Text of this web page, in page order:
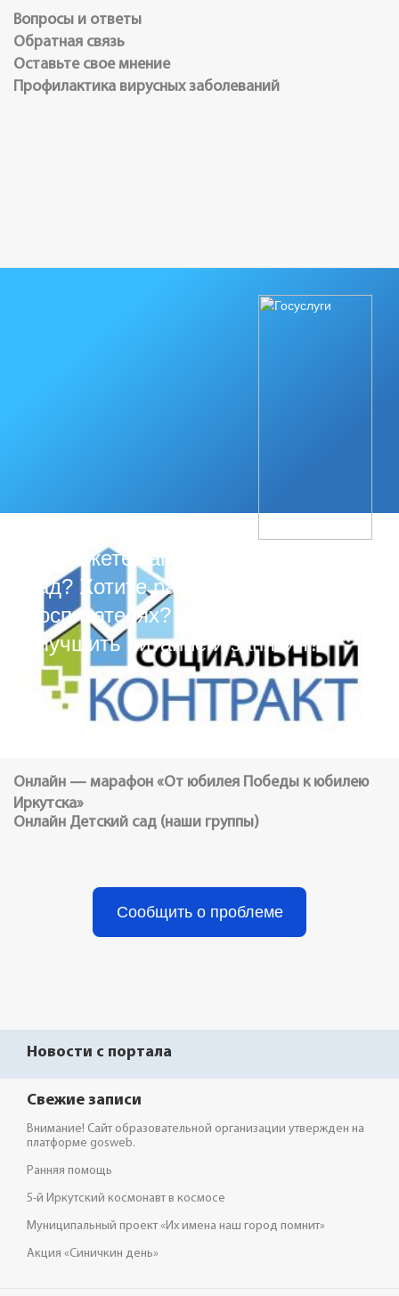
Вопросы и ответы
Обратная связь
Оставьте свое мнение
Профилактика вирусных заболеваний
Не можете записать ребёнка в
сад? Хотите рассказать о
воспитателях? Знаете, как
улучшить питание и занятия?
Сообщить о проблеме
Онлайн — марафон «От юбилея Победы к юбилею
Иркутска»
Онлайн Детский сад (наши группы)
Новости с портала
Свежие записи
Внимание! Сайт образовательной организации утвержден на
платформе gosweb.
Ранняя помощь
5-й Иркутский космонавт в космосе
Муниципальный проект «Их имена наш город помнит»
Акция «Синичкин день»